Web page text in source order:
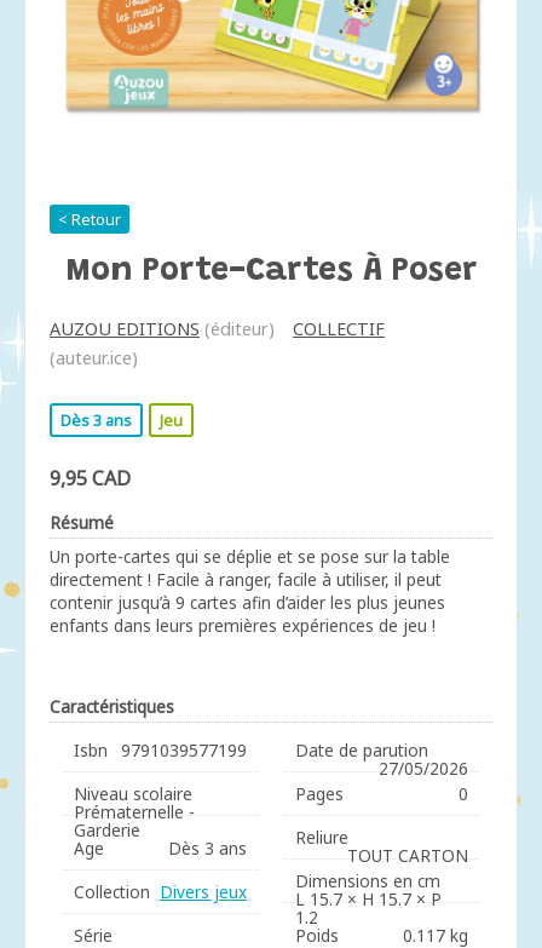
< Retour
Mon Porte-Cartes À Poser
AUZOU EDITIONS (éditeur)
COLLECTIF
(auteur.ice)
Dès 3 ans Jeu
9,95 CAD
Résumé
Un porte-cartes qui se déplie et se pose sur la table
directement ! Facile à ranger, facile à utiliser, il peut
contenir jusqu’à 9 cartes afin d’aider les plus jeunes
enfants dans leurs premières expériences de jeu !
Caractéristiques
Isbn
9791039577199
Niveau scolaire
Prématernelle -
Garderie
Age
Dès 3 ans
Collection Divers jeux
Série
Date de parution
27/05/2026
Pages
0
Reliure
TOUT CARTON
Dimensions en cm
L 15.7 × H 15.7 × P
1.2
Poids 0.117 kg